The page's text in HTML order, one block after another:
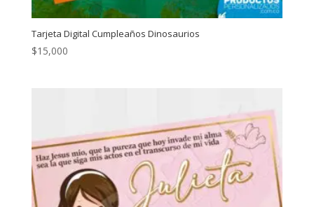
Tarjeta Digital Cumpleaños Dinosaurios
$15,000